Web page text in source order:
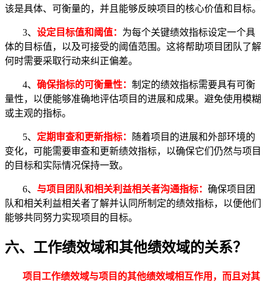
该是具体、可衡量的，并且能够反映项目的核心价值和目标。
3、 设定目标值和阈值： 为每个关键绩效指标设定一个具
体的目标值，以及可接受的阈值范围。这将帮助项目团队了解
何时需要采取行动来纠正偏差。
4、 确保指标的可衡量性： 制定的绩效指标需要具有可衡
量性，以便能够准确地评估项目的进展和成果。避免使用模糊
或主观的指标。
5、 定期审查和更新指标：
随着项目的进展和外部环境的
变化，可能需要审查和更新绩效指标，以确保它们仍然与项目
的目标和实际情况保持一致。
6、 与项目团队和相关利益相关者沟通指标： 确保项目团
队和相关利益相关者了解并认同所制定的绩效指标，以便他们
能够共同努力实现项目的目标。
六、工作绩效域和其他绩效域的关系？
项目工作绩效域与项目的其他绩效域相互作用，而且对其